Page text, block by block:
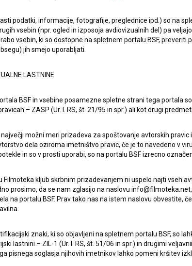
V smeri spominov
podatki, informacije, fotografije, preglednice ipd.) so na
vsebin (npr. ogled in izposoja avdiovizualnih del) pa
vsebin, ki so dostopne na spletnem portalu BSF,
jih smejo uporabljati.
LASTNINE
BSF in vsebine posamezne spletne strani tega portala
– ZASP (Ur. l. RS, št. 21/95 in spr.) ali kot drugi
možni meri prizadeva za spoštovanje avtorskih
dela oziroma imetništvo pravic, če je to navedeno v
in so v prosti uporabi, so na portalu BSF izrecno
Filmoteka kljub skrbnim prizadevanjem ni uspelo najti vseh
prosimo, da se nam zglasijo na naslovu
na portalu BSF. Prav tako nas na istem naslovu obvestite,
znaki, ki so objavljeni na spletnem portalu BSF, so
lastnini – ZIL-1 (Ur. l. RS, št. 51/06 in spr.) in drugimi
pisnega soglasja njihovih imetnikov lahko pomeni kršitev